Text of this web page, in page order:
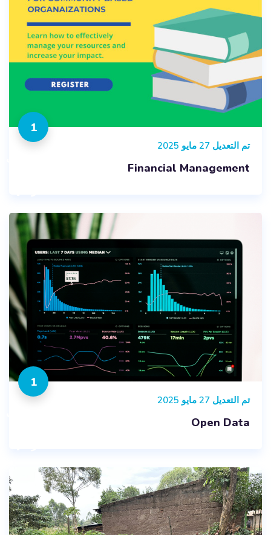
1
تم التعديل 27 مايو 2025
Financial Management
1
تم التعديل 27 مايو 2025
Open Data